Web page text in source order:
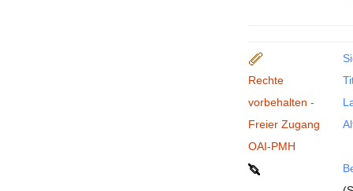
Rechte
vorbehalten -
Freier Zugang
OAI-PMH